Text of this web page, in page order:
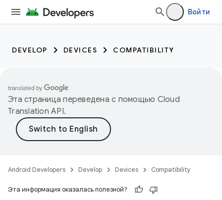
Войти
DEVELOP DEVICES COMPATIBILITY
Эта страница переведена с помощью Cloud
Translation API.
Android Developers Develop Devices Compatibility
Эта информация оказалась полезной?